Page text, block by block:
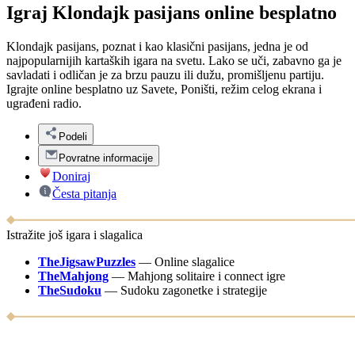
Igraj Klondajk pasijans online besplatno
Klondajk pasijans, poznat i kao klasični pasijans, jedna je od
najpopularnijih kartaških igara na svetu. Lako se uči, zabavno ga je
savladati i odličan je za brzu pauzu ili dužu, promišljenu partiju.
Igrajte online besplatno uz Savete, Poništi, režim celog ekrana i
ugrađeni radio.
Podeli
Povratne informacije
Doniraj
Česta pitanja
Istražite još igara i slagalica
TheJigsawPuzzles — Online slagalice
TheMahjong — Mahjong solitaire i connect igre
TheSudoku — Sudoku zagonetke i strategije